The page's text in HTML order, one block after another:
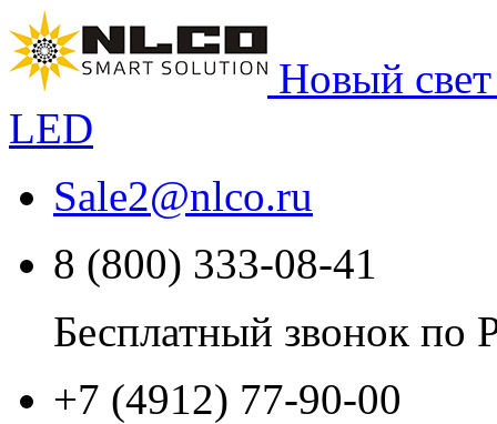
Новый
LED
Sale2@nlco.ru
8 (800) 333-08-41
Бесплатный звонок по
+7 (4912) 77-90-00